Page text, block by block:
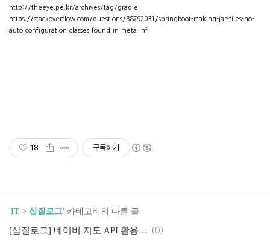
http://theeye.pe.kr/archives/tag/gradle
https://stackoverflow.com/questions/38792031/springboot-making-jar-files-no-
auto-configuration-classes-found-in-meta-inf
18 구독하기
'IT> 삽질로그' 카테고리의 다른 글
[삽질로그] 네이버 지도 API 활용하기 (Spring Boot RestTemplete 활용) (0)